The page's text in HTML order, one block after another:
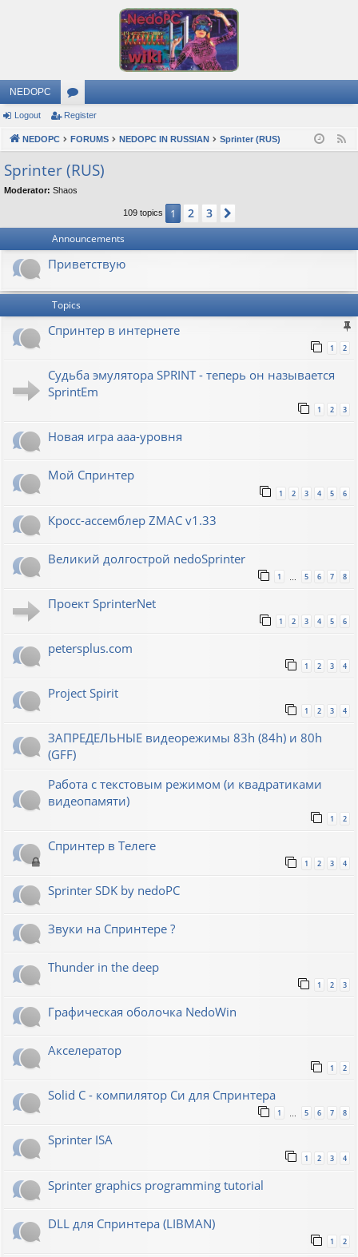
NEDOPC
or
u
m
s
Logout Register
NEDOPC FORUMS NEDOPC IN RUSSIAN Sprinter (RUS)
Sprinter (RUS)
Moderator: Shaos
109 topics 1 2 3
Announcements
Приветствую
Topics
Спринтер в интернете
1 2
Судьба эмулятора SPRINT - теперь он называется
SprintEm
1 2 3
Новая игра ааа-уровня
Мой Спринтер
1 2 3 4 5 6
Кросс-ассемблер ZMAC v1.33
Великий долгострой nedoSprinter
1 5 6 7 8
Проект SprinterNet
1 2 3 4 5 6
petersplus.com
1 2 3 4
Project Spirit
1 2 3 4
ЗАПРЕДЕЛЬНЫЕ видеорежимы 83h (84h) и 80h
(GFF)
Работа с текстовым режимом (и квадратиками
видеопамяти)
1 2
Спринтер в Телеге
1 2 3 4
Sprinter SDK by nedoPC
Звуки на Спринтере ?
Thunder in the deep
1 2 3
Графическая оболочка NedoWin
Акселератор
1 2
Solid C - компилятор Си для Спринтера
1 … 5 6 7 8
Sprinter ISA
1 2 3 4
Sprinter graphics programming tutorial
DLL для Спринтера (LIBMAN)
1 2